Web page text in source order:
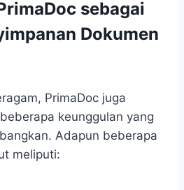
sebagai
Dokumen
PrimaDoc juga
keunggulan yang
Adapun beberapa
meliputi: